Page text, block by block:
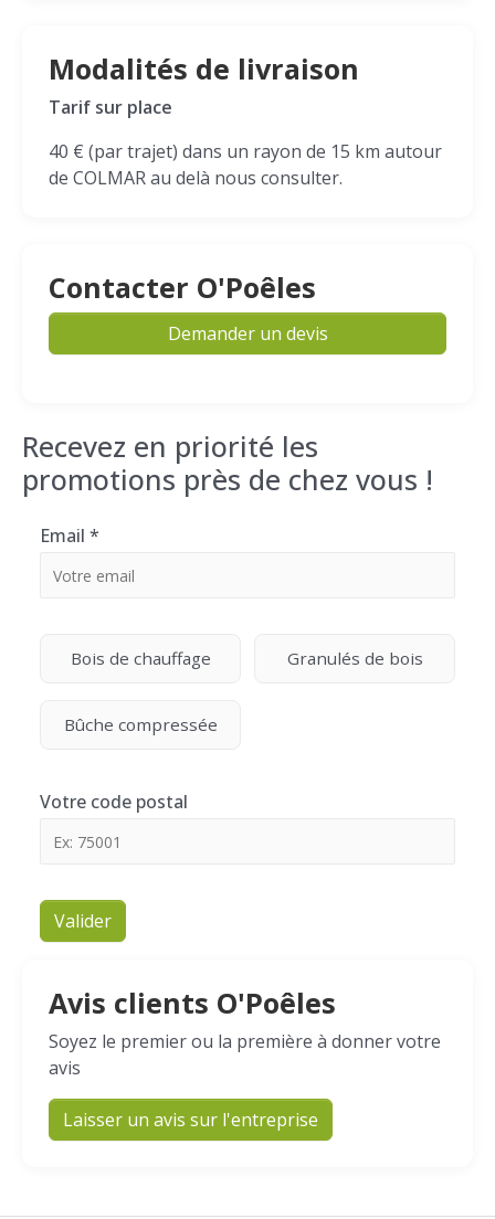
Modalités de livraison
Tarif sur place
40 € (par trajet) dans un rayon de 15 km autour
de COLMAR au delà nous consulter.
Contacter O'Poêles
Demander un devis
Recevez en priorité les
promotions près de chez vous !
Email *
Bois de chauffage Granulés de bois
Bûche compressée
Votre code postal
Valider
Avis clients O'Poêles
Soyez le premier ou la première à donner votre
avis
Laisser un avis sur l'entreprise